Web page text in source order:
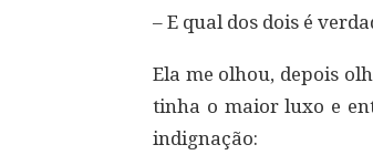
– E qual dos dois é
Ela me olhou, depois
tinha o maior luxo e
indignação: